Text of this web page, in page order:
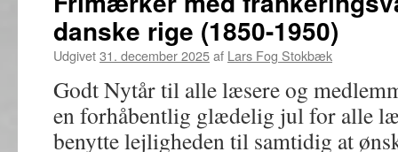
danske rige (1850-1950)
Udgivet31. december 2025af Lars Fog Stokbæk
Godt Nytår til alle læsere og
en forhåbentlig glædelig jul for alle
benytte lejligheden til samtidig at